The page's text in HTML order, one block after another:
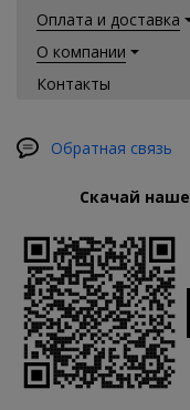
Оплата и доставка
О компании
Контакты
Обратная связь
Скачай